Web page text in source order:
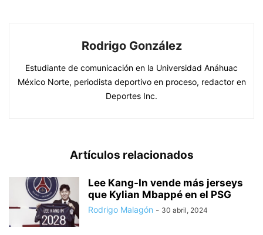
Rodrigo González
Estudiante de comunicación en la Universidad Anáhuac
México Norte, periodista deportivo en proceso, redactor en
Deportes Inc.
Artículos relacionados
Lee Kang-In vende más jerseys
que Kylian Mbappé en el PSG
Rodrigo Malagón - 30 abril, 2024